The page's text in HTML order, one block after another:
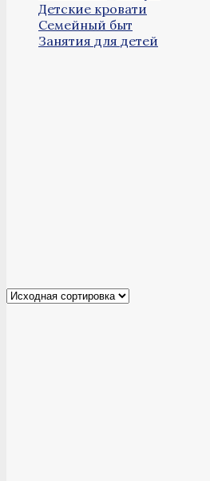
Детские кровати
Семейный быт
Занятия для детей